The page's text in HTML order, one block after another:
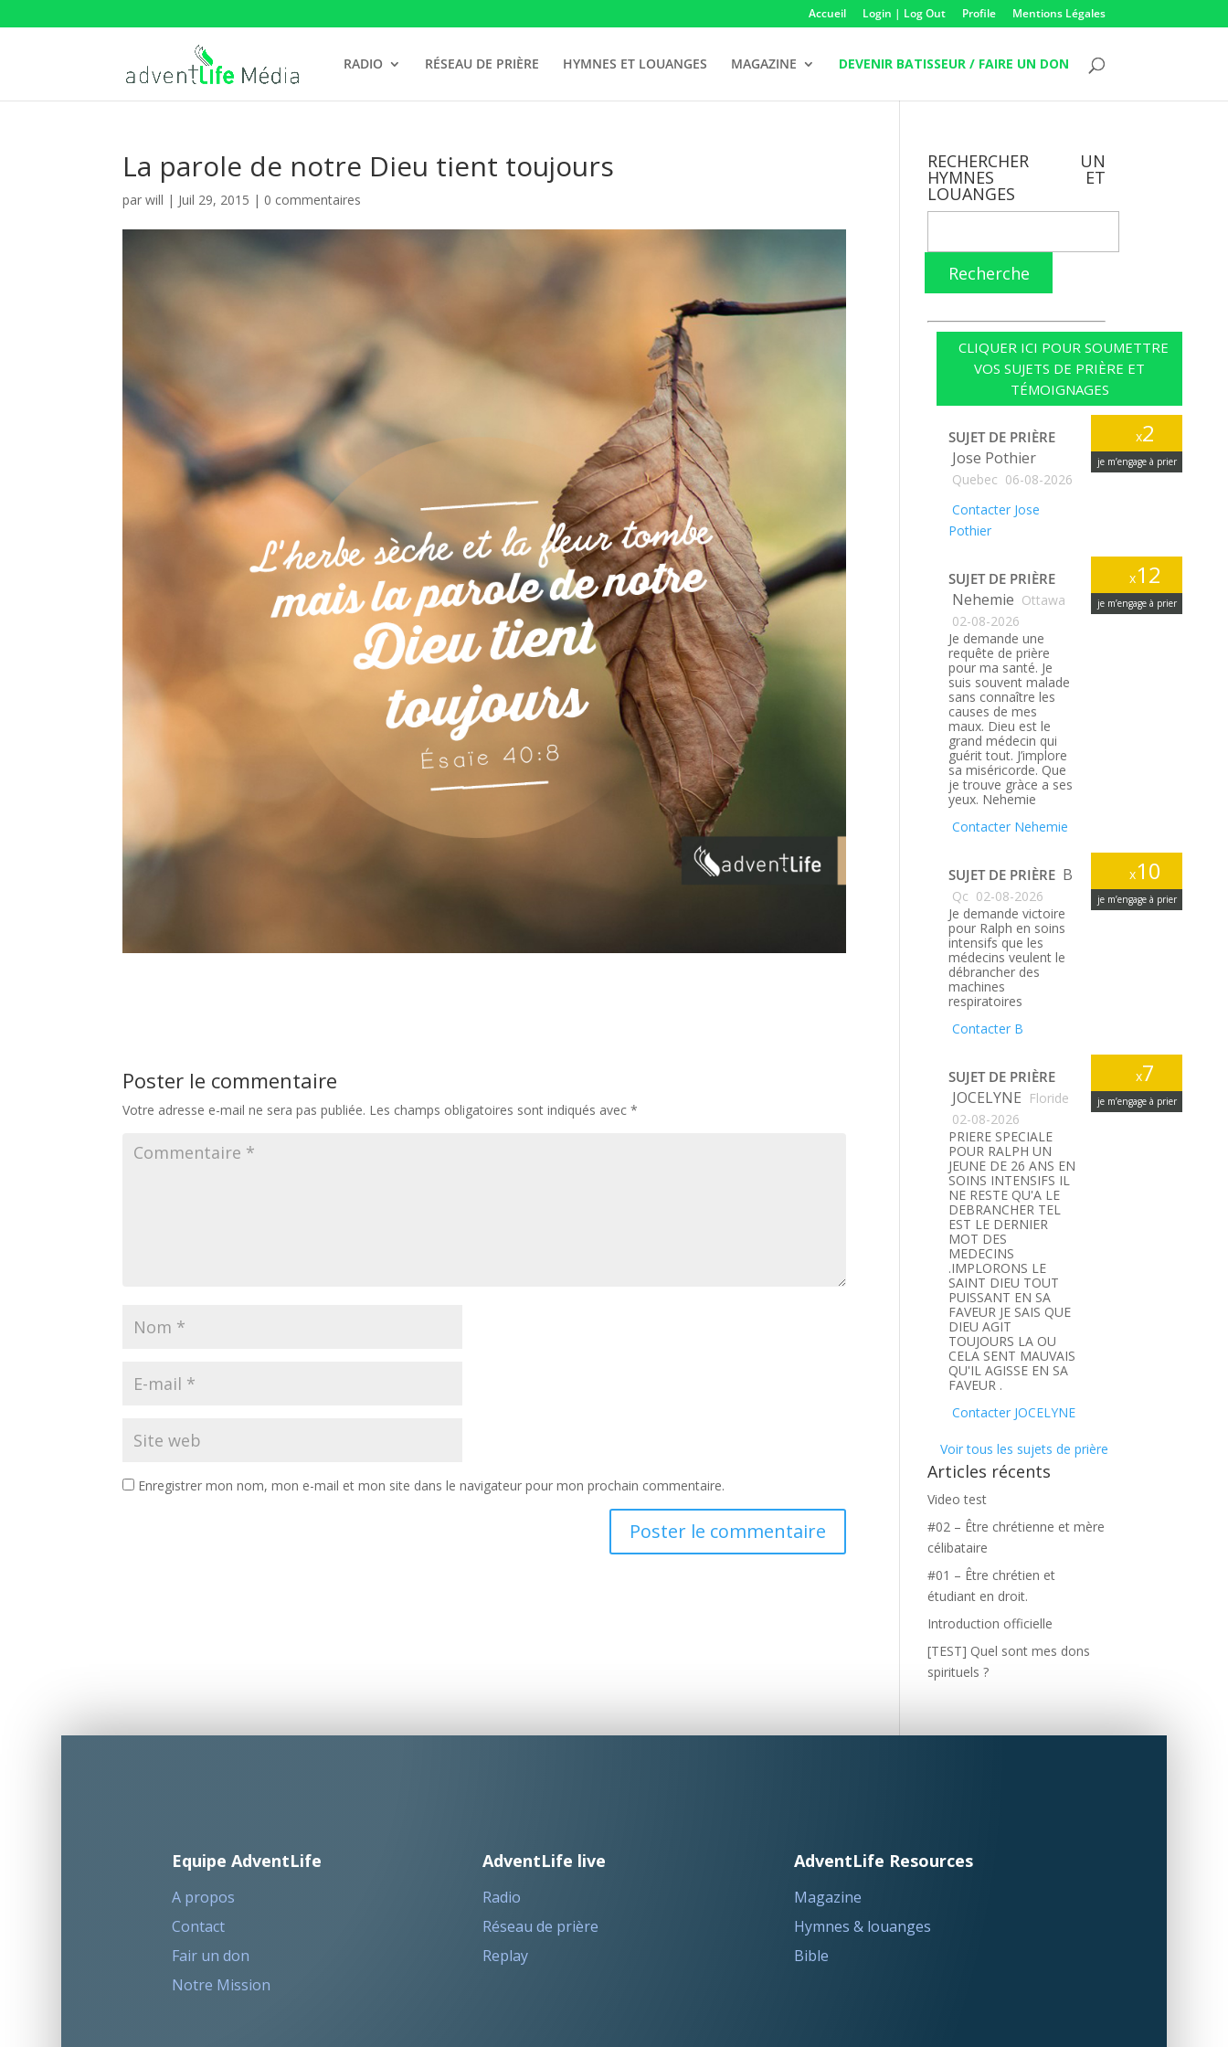
Accueil Login | Log Out Profile Mentions Légales
RADIO RÉSEAU DE PRIÈRE HYMNES ET LOUANGES MAGAZINE DEVENIR BATISSEUR / FAIRE UN DON
La parole de notre Dieu tient toujours
parwill | Juil 29, 2015 | 0 commentaires
Poster le commentaire
Votre adresse e-mail ne sera pas publiée. Les champs obligatoires sont indiqués avec*
Enregistrer mon nom, mon e-mail et mon site dans le navigateur pour mon prochain commentaire.
RECHERCHER UN
HYMNES ET
LOUANGES
Recherche
CLIQUER ICI POUR SOUMETTRE
VOS SUJETS DE PRIÈRE ET
TÉMOIGNAGES
x2
je m’engage à prier
SUJET DE PRIÈRE
Jose Pothier
Quebec 06-08-2026
Contacter Jose
Pothier
x12
je m’engage à prier
SUJET DE PRIÈRE
Nehemie Ottawa
02-08-2026
Je demande une
requête de prière
pour ma santé. Je
suis souvent malade
sans connaître les
causes de mes
maux. Dieu est le
grand médecin qui
guérit tout. J’implore
sa miséricorde. Que
je trouve gràce a ses
yeux. Nehemie
Contacter Nehemie
x10
je m’engage à prier
SUJET DE PRIÈRE B
Qc 02-08-2026
Je demande victoire
pour Ralph en soins
intensifs que les
médecins veulent le
débrancher des
machines
respiratoires
Contacter B
x7
je m’engage à prier
SUJET DE PRIÈRE
JOCELYNE Floride
02-08-2026
PRIERE SPECIALE
POUR RALPH UN
JEUNE DE 26 ANS EN
SOINS INTENSIFS IL
NE RESTE QU'A LE
DEBRANCHER TEL
EST LE DERNIER
MOT DES
MEDECINS
.IMPLORONS LE
SAINT DIEU TOUT
PUISSANT EN SA
FAVEUR JE SAIS QUE
DIEU AGIT
TOUJOURS LA OU
CELA SENT MAUVAIS
QU'IL AGISSE EN SA
FAVEUR .
Contacter JOCELYNE
Voir tous les sujets de prière
Articles récents
Video test
#02 – Être chrétienne et mère
célibataire
#01 – Être chrétien et
étudiant en droit.
Introduction officielle
[TEST] Quel sont mes dons
spirituels ?
Equipe AdventLife
A propos
Contact
Fair un don
Notre Mission
AdventLife live
Radio
Réseau de prière
Replay
AdventLife Resources
Magazine
Hymnes & louanges
Bible